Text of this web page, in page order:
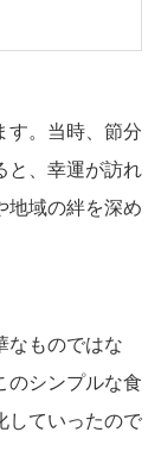
す。当時、節分
と、幸運が訪れ
地域の絆を深め
なものではな
のシンプルな食
していったので